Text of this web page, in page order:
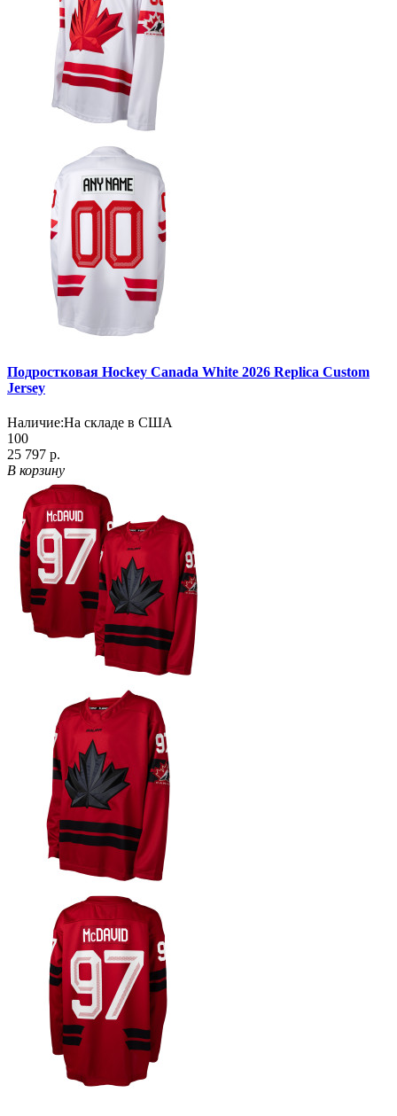
Подростковая Hockey Canada White 2026 Replica Custom
Jersey
Наличие:На складе в США
100
25 797 р.
В корзину